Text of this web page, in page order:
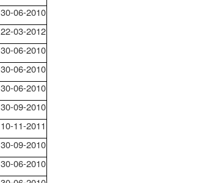
30-06-2010
22-03-2012
30-06-2010
30-06-2010
30-06-2010
30-09-2010
10-11-2011
30-09-2010
30-06-2010